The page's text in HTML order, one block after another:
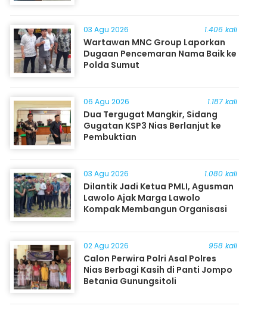
03 Agu 2026 1.406 kali
Wartawan MNC Group Laporkan
Dugaan Pencemaran Nama Baik ke
Polda Sumut
06 Agu 2026 1.187 kali
Dua Tergugat Mangkir, Sidang
Gugatan KSP3 Nias Berlanjut ke
Pembuktian
03 Agu 2026 1.080 kali
Dilantik Jadi Ketua PMLI, Agusman
Lawolo Ajak Marga Lawolo
Kompak Membangun Organisasi
02 Agu 2026 958 kali
Calon Perwira Polri Asal Polres
Nias Berbagi Kasih di Panti Jompo
Betania Gunungsitoli